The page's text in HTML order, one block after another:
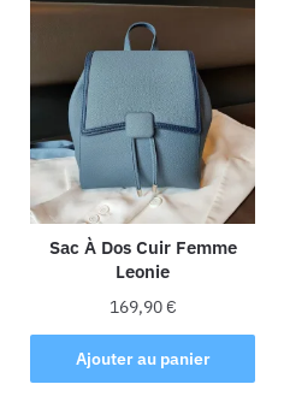
variations.
Les
options
peuvent
être
choisies
sur
la
page
du
produit
Sac À Dos Cuir Femme
Leonie
169,90€
Ajouter au panier